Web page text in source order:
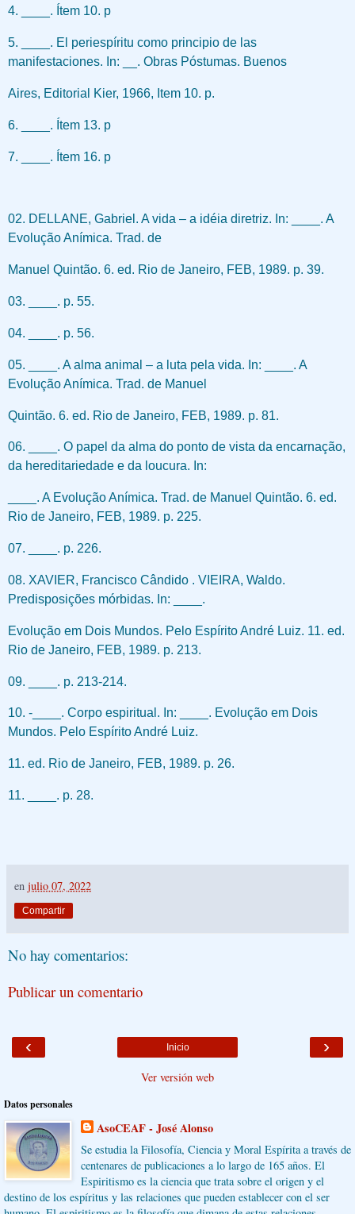
4. ____. Ítem 10. p
5. ____. El periespíritu como principio de las
manifestaciones. In: __. Obras Póstumas. Buenos
Aires, Editorial Kier, 1966, Item 10. p.
6. ____. Ítem 13. p
7. ____. Ítem 16. p
02. DELLANE, Gabriel. A vida – a idéia diretriz. In: ____. A
Evolução Anímica. Trad. de
Manuel Quintão. 6. ed. Rio de Janeiro, FEB, 1989. p. 39.
03. ____. p. 55.
04. ____. p. 56.
05. ____. A alma animal – a luta pela vida. In: ____. A
Evolução Anímica. Trad. de Manuel
Quintão. 6. ed. Rio de Janeiro, FEB, 1989. p. 81.
06. ____. O papel da alma do ponto de vista da encarnação,
da hereditariedade e da loucura. In:
____. A Evolução Anímica. Trad. de Manuel Quintão. 6. ed.
Rio de Janeiro, FEB, 1989. p. 225.
07. ____. p. 226.
08. XAVIER, Francisco Cândido . VIEIRA, Waldo.
Predisposições mórbidas. In: ____.
Evolução em Dois Mundos. Pelo Espírito André Luiz. 11. ed.
Rio de Janeiro, FEB, 1989. p. 213.
09. ____. p. 213-214.
10. -____. Corpo espiritual. In: ____. Evolução em Dois
Mundos. Pelo Espírito André Luiz.
11. ed. Rio de Janeiro, FEB, 1989. p. 26.
11. ____. p. 28.
en julio 07, 2022
Compartir
No hay comentarios:
Publicar un comentario
‹ ›
Inicio
Ver versión web
Datos personales
AsoCEAF - José Alonso
Se estudia la Filosofía, Ciencia y Moral Espírita a través de
centenares de publicaciones a lo largo de 165 años. El
Espiritismo es la ciencia que trata sobre el origen y el
destino de los espíritus y las relaciones que pueden establecer con el ser